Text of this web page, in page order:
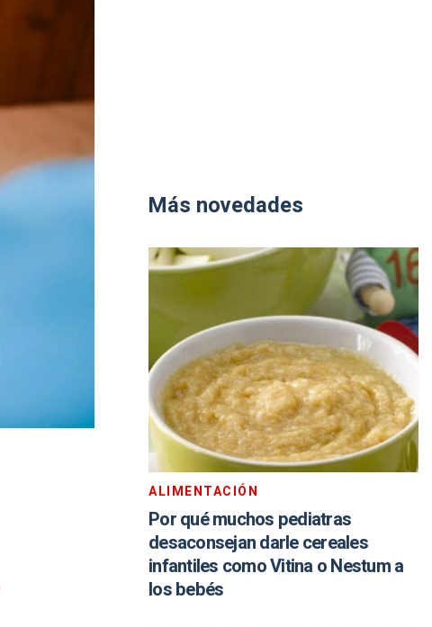
Más novedades
ALIMENTACIÓN
Por qué muchos pediatras
desaconsejan darle cereales
infantiles como Vitina o Nestum a
los bebés